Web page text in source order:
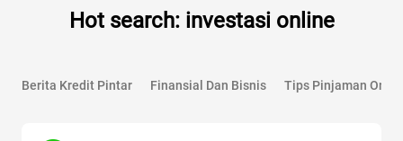
Hot search: investasi online
Berita Kredit Pintar Finansial Dan Bisnis Tips Pinjaman